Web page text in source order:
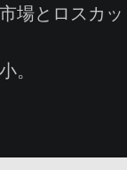
場とロスカ
。